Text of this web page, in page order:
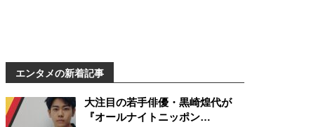
エンタメの新着記事
大注目の若手俳優・黒崎煌代が
『オールナイトニッポン